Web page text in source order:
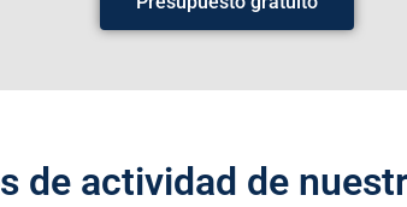
de actividad de